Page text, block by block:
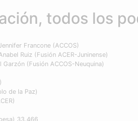
todos los
Francone (ACCOS)
Ruiz (Fusión ACER-Juninense)
(Fusión ACCOS-Neuquina)
de la Paz)
33.466